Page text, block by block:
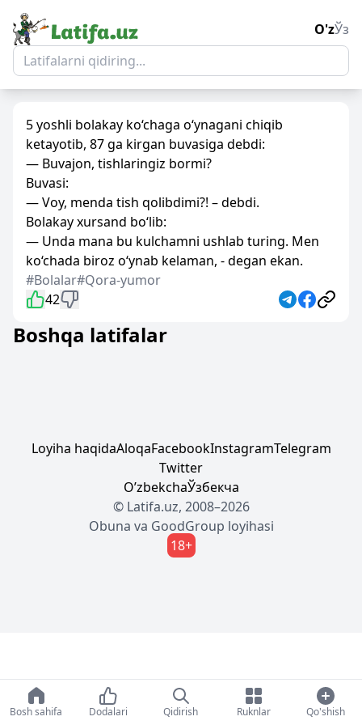
O'zЎз
5 yoshli bolakay ko‘chaga o‘ynagani chiqib
ketayotib, 87 ga kirgan buvasiga debdi:
— Buvajon, tishlaringiz bormi?
Buvasi:
— Voy, menda tish qolibdimi?! – debdi.
Bolakay xursand bo‘lib:
— Unda mana bu kulchamni ushlab turing. Men
ko‘chada biroz o‘ynab kelaman, - degan ekan.
#Bolalar#Qora-yumor
42
Boshqa latifalar
Loyiha haqidaAloqaFacebookInstagramTelegram
Twitter
OʼzbekchaЎзбекча
© Latifa.uz, 2008–2026
Obuna va GoodGroup loyihasi
18+
Bosh sahifa Dodalari Qidirish Ruknlar Qo'shish